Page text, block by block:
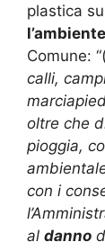
plastica
l’ambiente
Comune:
calli,
oltre che
pioggia,
con i
al danno